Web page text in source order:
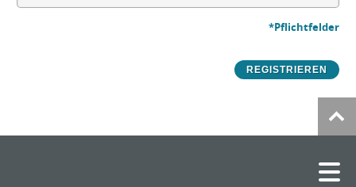
*Pflichtfelder